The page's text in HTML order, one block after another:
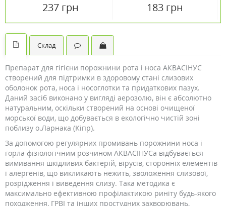
№30
237 грн
№10
183 грн
Склад
Препарат для гігієни порожнини рота і носа АКВАСІНУС
створений для підтримки в здоровому стані слизових
оболонок рота, носа і носоглотки та придаткових пазух.
Даний засіб виконано у вигляді аерозолю, він є абсолютно
натуральним, оскільки створений на основі очищеної
морської води, що добувається в екологічно чистій зоні
поблизу о.Ларнака (Кіпр).
За допомогою регулярних промивань порожнини носа і
горла фізіологічним розчином АКВАСІНУСа відбувається
вимивання шкідливих бактерій, вірусів, сторонніх елементів
і алергенів, що викликають нежить, зволоження слизової,
розрідження і виведення слизу. Така методика є
максимально ефективною профілактикою риніту будь-якого
походження, ГРВІ та інших простудних захворювань,